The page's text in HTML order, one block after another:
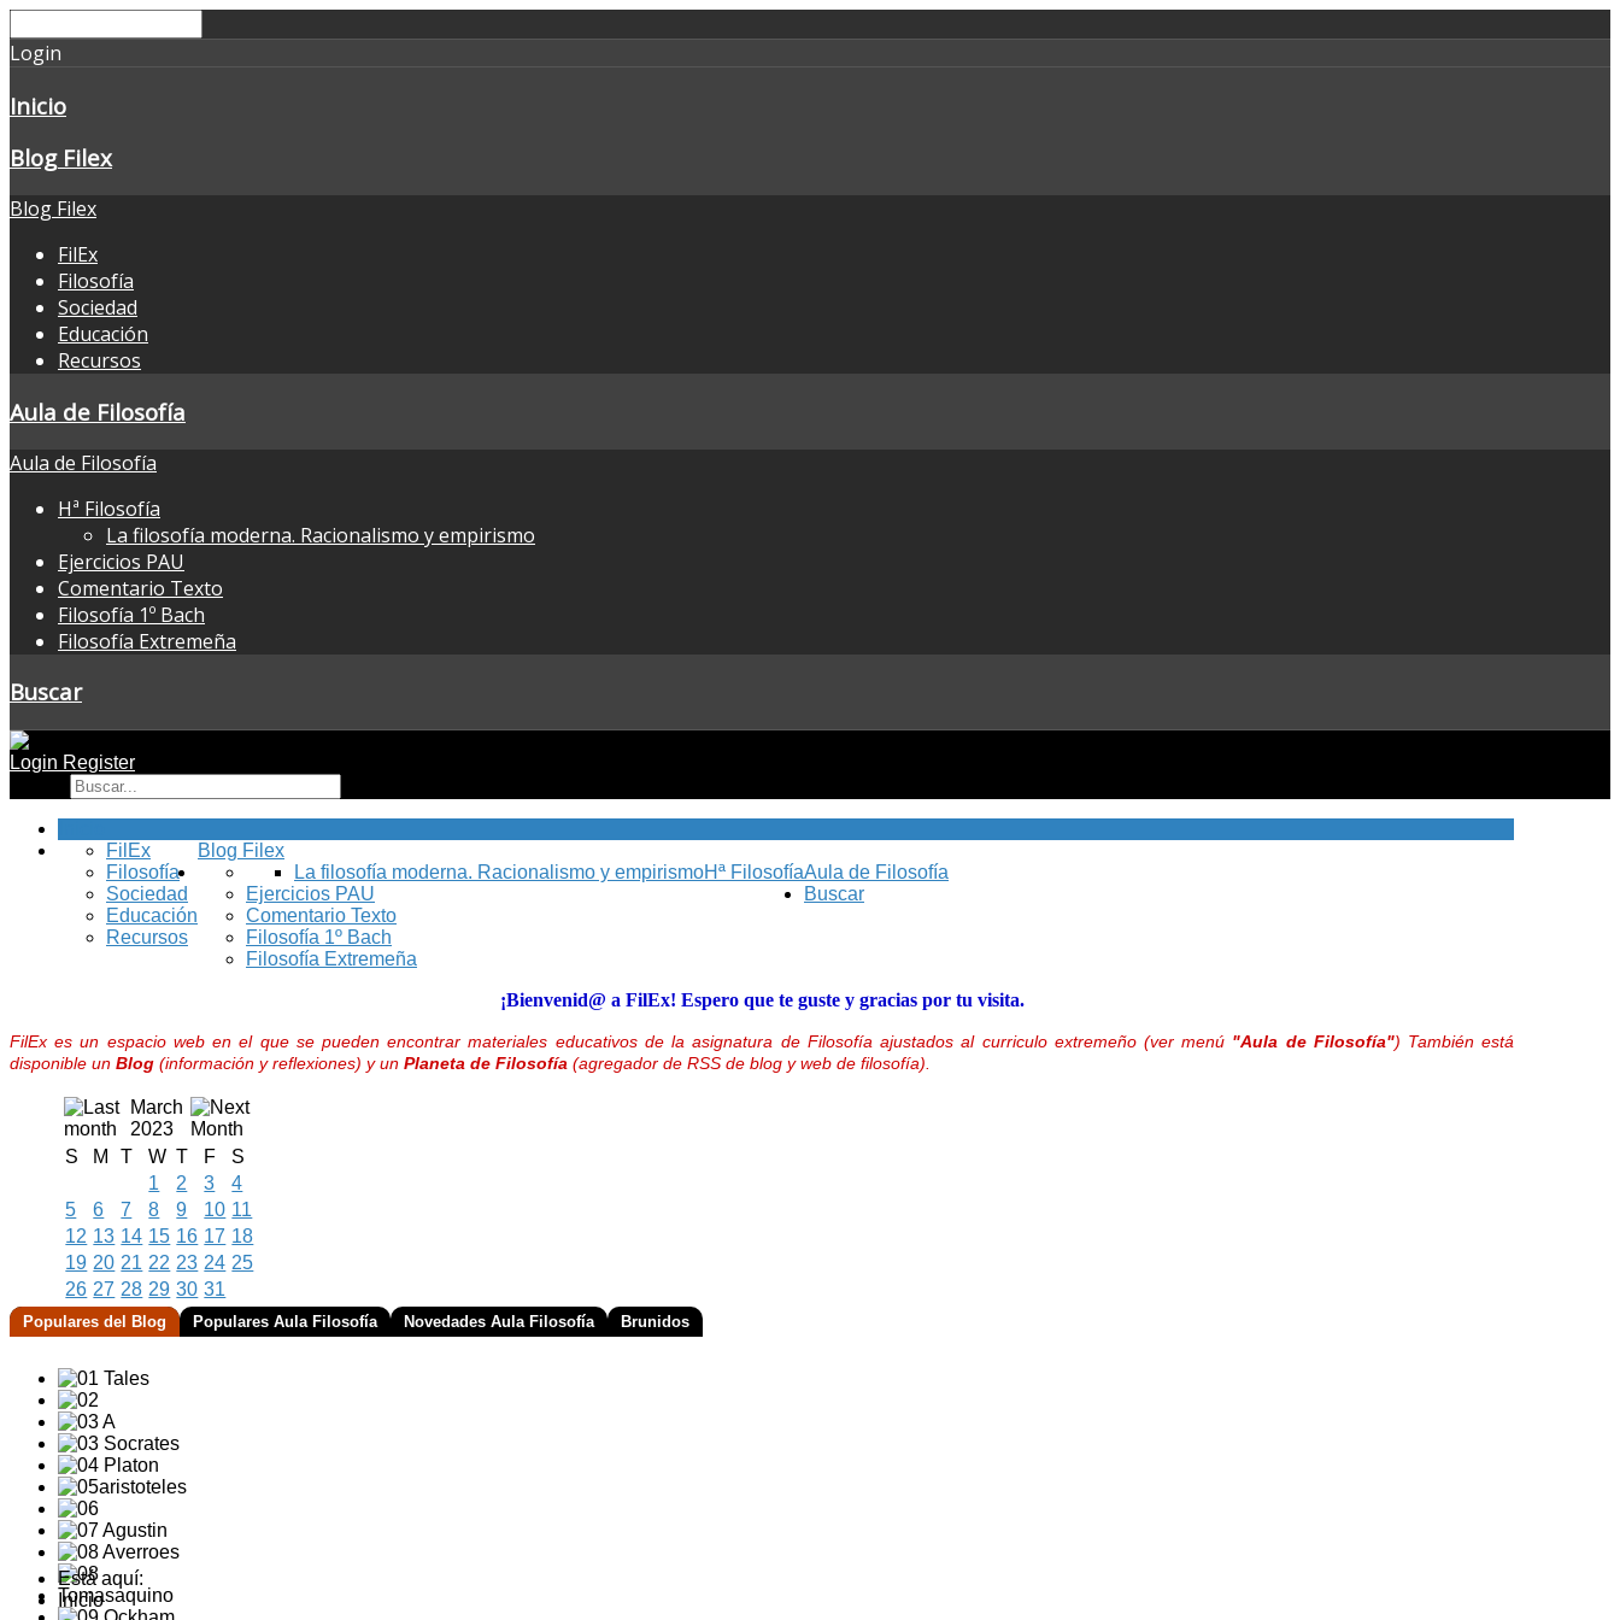
Login
Inicio
Blog Filex
Blog Filex
FilEx
Filosofía
Sociedad
Educación
Recursos
Aula de Filosofía
Aula de Filosofía
Hª Filosofía
La filosofía moderna. Racionalismo y empirismo
Ejercicios PAU
Comentario Texto
Filosofía 1º Bach
Filosofía Extremeña
Buscar
Login Register
Blog Filex
FilEx
Filosofía
Sociedad
Educación
Recursos
Aula de Filosofía
Hª Filosofía
La filosofía moderna. Racionalismo y empirismo
Ejercicios PAU
Comentario Texto
Filosofía 1º Bach
Filosofía Extremeña
Buscar
¡Bienvenid@ a FilEx! Espero que te guste y gracias por tu visita.
FilEx es un espacio web en el que se pueden encontrar materiales educativos de la asignatura de Filosofía ajustados al curriculo extremeño (ver menú "Aula de Filosofía") También está
disponible un Blog (información y reflexiones) y un Planeta de Filosofía (agregador de RSS de blog y web de filosofía).
March
2023
S
M T W T F
S
1
2 3
4
5
6 7 8 9 10 11
12 13 14 15 16 17 18
19 20 21 22 23 24 25
26 27 28 29 30 31
Populares del Blog Populares Aula Filosofía Novedades Aula Filosofía Brunidos
Está aquí:
Inicio